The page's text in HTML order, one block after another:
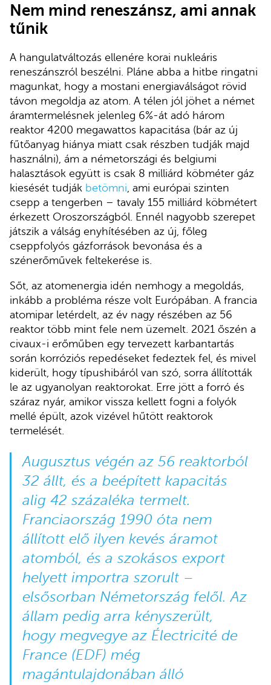
Nem mind reneszánsz, ami annak
tűnik
A hangulatváltozás ellenére korai nukleáris
reneszánszról beszélni. Pláne abba a hitbe ringatni
magunkat, hogy a mostani energiaválságot rövid
távon megoldja az atom. A télen jól jöhet a német
áramtermelésnek jelenleg 6%-át adó három
reaktor 4200 megawattos kapacitása (bár az új
fűtőanyag hiánya miatt csak részben tudják majd
használni), ám a németországi és belgiumi
halasztások együtt is csak 8 milliárd köbméter gáz
kiesését tudják betömni, ami európai szinten
csepp a tengerben – tavaly 155 milliárd köbmétert
érkezett Oroszországból. Ennél nagyobb szerepet
játszik a válság enyhítésében az új, főleg
cseppfolyós gázforrások bevonása és a
szénerőművek feltekerése is.
Sőt, az atomenergia idén nemhogy a megoldás,
inkább a probléma része volt Európában. A francia
atomipar letérdelt, az év nagy részében az 56
reaktor több mint fele nem üzemelt. 2021 őszén a
civaux-i erőműben egy tervezett karbantartás
során korróziós repedéseket fedeztek fel, és mivel
kiderült, hogy típushibáról van szó, sorra állították
le az ugyanolyan reaktorokat. Erre jött a forró és
száraz nyár, amikor vissza kellett fogni a folyók
mellé épült, azok vizével hűtött reaktorok
termelését.
Augusztus végén az 56 reaktorból
32 állt, és a beépített kapacitás
alig 42 százaléka termelt.
Franciaország 1990 óta nem
állított elő ilyen kevés áramot
atomból, és a szokásos export
helyett importra szorult –
elsősorban Németország felől. Az
állam pedig arra kényszerült,
hogy megvegye az Électricité de
France (EDF) még
magántulajdonában álló